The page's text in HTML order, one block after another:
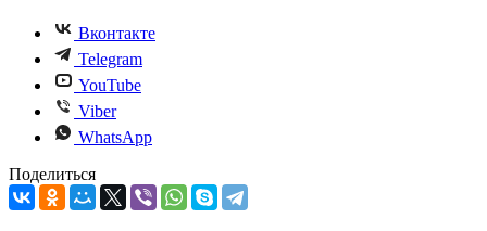
Вконтакте
Telegram
YouTube
Viber
WhatsApp
Поделиться